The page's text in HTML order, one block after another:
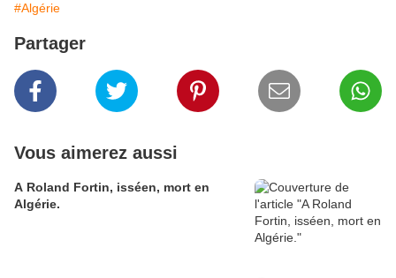
#Algérie
Partager
Vous aimerez aussi
A Roland Fortin, isséen, mort en
Algérie.